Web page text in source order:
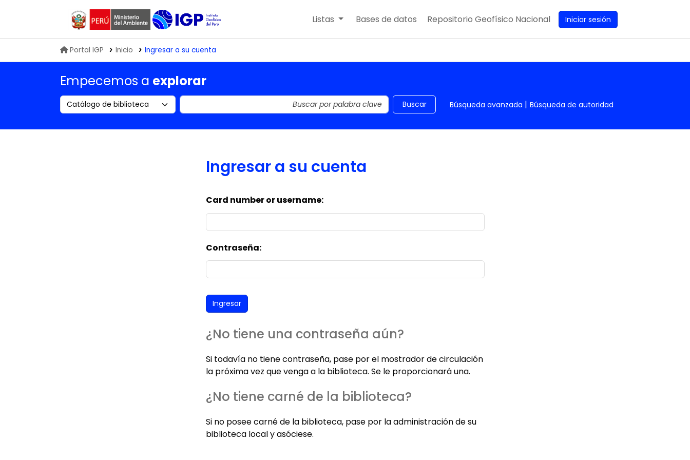
Biblioteca IGP
Listas Bases de datos Repositorio Geofísico Nacional Iniciar sesión
Portal IGP Inicio Ingresar a su cuenta
Empecemos a explorar
Search the catalog by: Buscar en el catálogo por palabra clave Buscar Búsqueda avanzada Búsqueda de autoridad
Ingresar a su cuenta
Card number or username:
Contraseña:
¿No tiene una contraseña aún?
Si todavía no tiene contraseña, pase por el mostrador de circulación
la próxima vez que venga a la biblioteca. Se le proporcionará una.
¿No tiene carné de la biblioteca?
Si no posee carné de la biblioteca, pase por la administración de su
biblioteca local y asóciese.